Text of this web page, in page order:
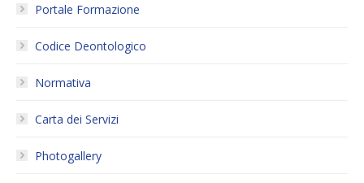
Portale Formazione
Codice Deontologico
Normativa
Carta dei Servizi
Photogallery